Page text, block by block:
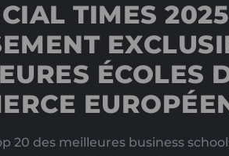
TIMES
ÉCOLES
20 des meilleures business